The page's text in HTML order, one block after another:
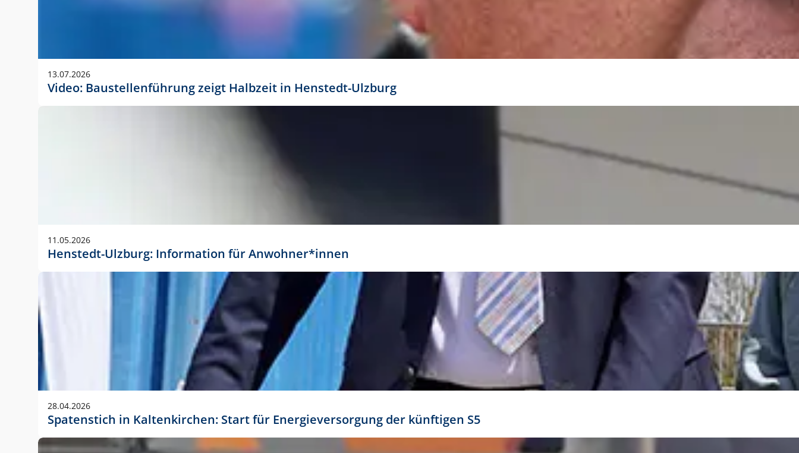
13.07.2026
Video: Baustellenführung zeigt Halbzeit in Henstedt-Ulzburg
11.05.2026
Henstedt-Ulzburg: Information für Anwohner*innen
28.04.2026
Spatenstich in Kaltenkirchen: Start für Energieversorgung der künftigen S5